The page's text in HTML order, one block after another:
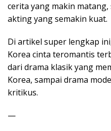
cerita yang makin
akting yang semakin kuat.
Di artikel super lengkap
Korea cinta teromantis
dari drama klasik yang
Korea, sampai drama
kritikus.
—